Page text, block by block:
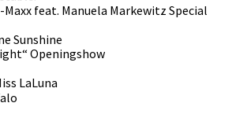
Maxx feat. Manuela Markewitz Special
Sunshine
Openingshow
LaLuna